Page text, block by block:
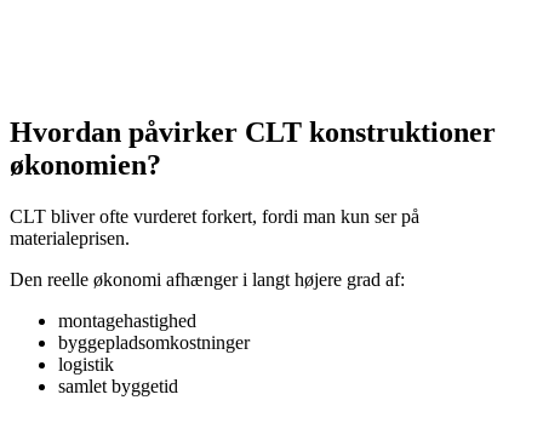
Hvordan påvirker CLT konstruktioner
økonomien?
CLT bliver ofte vurderet forkert, fordi man kun ser på
materialeprisen.
Den reelle økonomi afhænger i langt højere grad af:
montagehastighed
byggepladsomkostninger
logistik
samlet byggetid